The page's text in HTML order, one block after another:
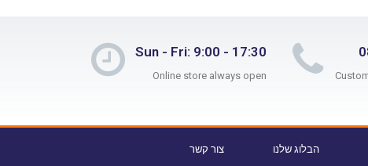
Sun - Fri: 9:00 - 17:30
Online store always open
הבלוג שלנו צור קשר